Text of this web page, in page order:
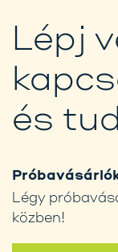
Lépj
és
Légy
közben!